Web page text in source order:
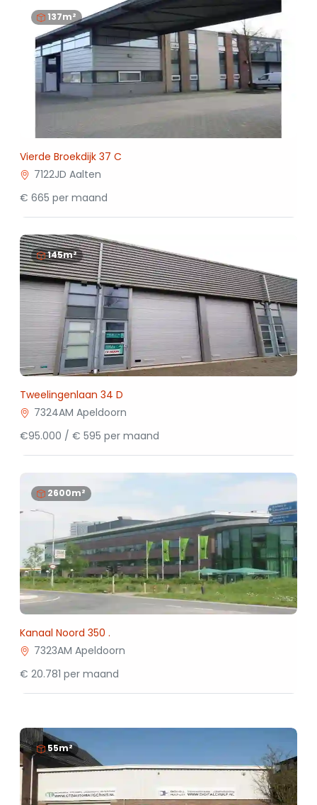
137m²
Vierde Broekdijk 37 C
7122JD Aalten
€ 665 per maand
145m²
Tweelingenlaan 34 D
7324AM Apeldoorn
€95.000 / € 595 per maand
2600m²
Kanaal Noord 350 .
7323AM Apeldoorn
€ 20.781 per maand
55m²